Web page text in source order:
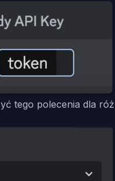
tego polecenia dla